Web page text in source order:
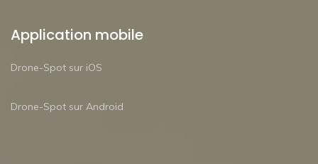
Application mobile
Drone-Spot sur iOS
Drone-Spot sur Android